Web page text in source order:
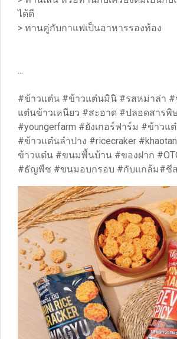
ได้ดี
> ทานคู่กับกาแฟเป็นอาหารรองท้อง
...
#ข้าวแต๋น #ข้าวแต๋นมินิ #รสหม่าล่า
แต๋นข้าวเหนียว #สะอาด #ปลอดสารพิ
#youngerfarm #ยังเกอร์ฟาร์ม #ข้าวแ
#ข้าวแต๋นลำปาง #ricecraker
ข้าวแต๋น #ขนมพื้นบ้าน #ของฝาก
#ธัญพืช #ขนมอบกรอบ #กับแกล้ม#ชี